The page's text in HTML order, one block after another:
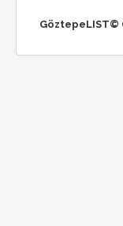
GöztepeLIST©